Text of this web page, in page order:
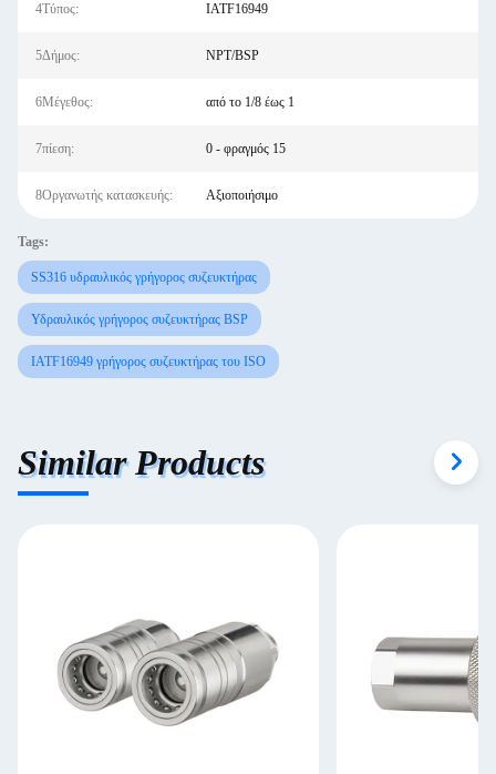
4Τύπος: IATF16949
5Δήμος: NPT/BSP
6Μέγεθος: από το 1/8 έως 1
7πίεση: 0 - φραγμός 15
8Οργανωτής κατασκευής: Αξιοποιήσιμο
Tags:
SS316 υδραυλικός γρήγορος συζευκτήρας
Υδραυλικός γρήγορος συζευκτήρας BSP
IATF16949 γρήγορος συζευκτήρας του ISO
Similar Products